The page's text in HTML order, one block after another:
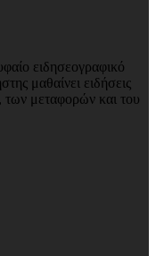
ειδησεογραφικό
μαθαίνει ειδήσεις
των μεταφορών και του